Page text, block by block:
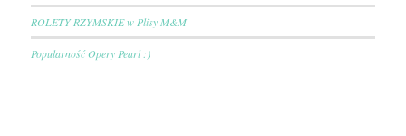
ROLETY RZYMSKIE w Plisy M&M
Popularność Opery Pearl :)